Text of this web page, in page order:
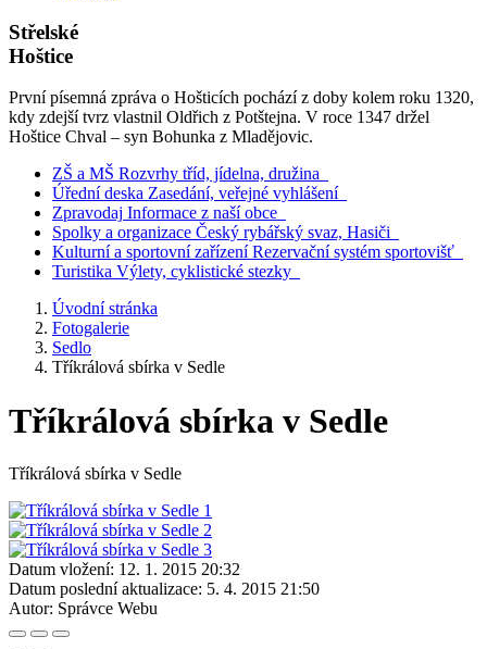
Střelské
Hoštice
První písemná zpráva o Hošticích pochází z doby kolem roku 1320,
kdy zdejší tvrz vlastnil Oldřich z Potštejna. V roce 1347 držel
Hoštice Chval – syn Bohunka z Mladějovic.
ZŠ a MŠ Rozvrhy tříd, jídelna, družina
Úřední deska Zasedání, veřejné vyhlášení
Zpravodaj Informace z naší obce
Spolky a organizace Český rybářský svaz, Hasiči
Kulturní a sportovní zařízení Rezervační systém sportovišť
Turistika Výlety, cyklistické stezky
Úvodní stránka
Fotogalerie
Sedlo
Tříkrálová sbírka v Sedle
Tříkrálová sbírka v Sedle
Tříkrálová sbírka v Sedle
Datum vložení: 12. 1. 2015 20:32
Datum poslední aktualizace: 5. 4. 2015 21:50
Autor: Správce Webu